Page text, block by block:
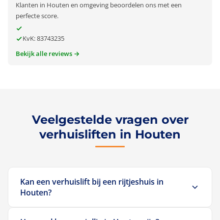
Klanten in Houten en omgeving beoordelen ons met een
perfecte score.
KvK: 83743235
Bekijk alle reviews →
Veelgestelde vragen over
verhuisliften in Houten
Kan een verhuislift bij een rijtjeshuis in
Houten?